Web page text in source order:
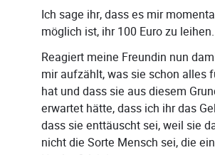
Ich sage ihr, dass es mir
möglich ist, ihr 100 Euro zu leihen.
Reagiert meine Freundin nun
mir aufzählt, was sie schon alles
hat und dass sie aus diesem
erwartet hätte, dass ich ihr das
dass sie enttäuscht sei, weil sie
nicht die Sorte Mensch sei, die